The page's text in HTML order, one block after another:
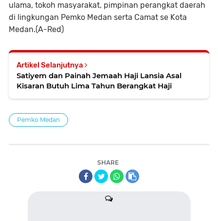
ulama, tokoh masyarakat, pimpinan perangkat daerah
di lingkungan Pemko Medan serta Camat se Kota
Medan.(A-Red)
Artikel Selanjutnya
Satiyem dan Painah Jemaah Haji Lansia Asal
Kisaran Butuh Lima Tahun Berangkat Haji
Pemko Medan
SHARE